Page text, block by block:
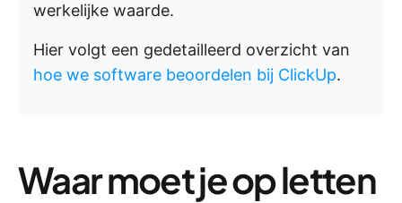
werkelijke waarde.
Hier volgt een gedetailleerd overzicht van
hoe we software beoordelen bij ClickUp.
Waar moet je op letten